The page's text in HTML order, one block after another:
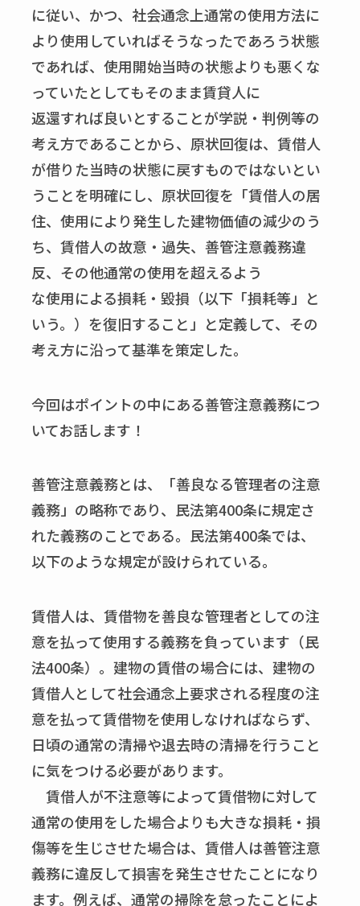
に従い、かつ、社会通念上通常の使用方法に
より使用していればそうなったであろう状態
であれば、使用開始当時の状態よりも悪くな
っていたとしてもそのまま賃貸人に
返還すれば良いとすることが学説・判例等の
考え方であることから、原状回復は、賃借人
が借りた当時の状態に戻すものではないとい
うことを明確にし、原状回復を「賃借人の居
住、使用により発生した建物価値の減少のう
ち、賃借人の故意・過失、善管注意義務違
反、その他通常の使用を超えるよう
な使用による損耗・毀損（以下「損耗等」と
いう。）を復旧すること」と定義して、その
考え方に沿って基準を策定した。
今回はポイントの中にある善管注意義務につ
いてお話します！
善管注意義務とは、「善良なる管理者の注意
義務」の略称であり、民法第400条に規定さ
れた義務のことである。民法第400条では、
以下のような規定が設けられている。
賃借人は、賃借物を善良な管理者としての注
意を払って使用する義務を負っています（民
法400条）。建物の賃借の場合には、建物の
賃借人として社会通念上要求される程度の注
意を払って賃借物を使用しなければならず、
日頃の通常の清掃や退去時の清掃を行うこと
に気をつける必要があります。
賃借人が不注意等によって賃借物に対して
通常の使用をした場合よりも大きな損耗・損
傷等を生じさせた場合は、賃借人は善管注意
義務に違反して損害を発生させたことになり
ます。例えば、通常の掃除を怠ったことによ